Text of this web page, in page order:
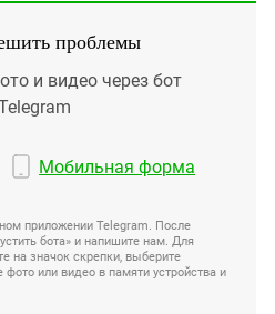
проблемы
и видео через бот
Мобильная форма
приложении Telegram. После
бота» и напишите нам. Для
на значок скрепки, выберите
или видео в памяти устройства и